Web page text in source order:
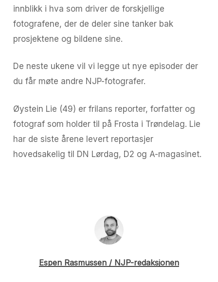
innblikk i hva som driver de forskjellige
fotografene, der de deler sine tanker bak
prosjektene og bildene sine.
De neste ukene vil vi legge ut nye episoder der
du får møte andre NJP-fotografer.
Øystein Lie (49) er frilans reporter, forfatter og
fotograf som holder til på Frosta i Trøndelag. Lie
har de siste årene levert reportasjer
hovedsakelig til DN Lørdag, D2 og A-magasinet.
Espen Rasmussen / NJP-redaksjonen